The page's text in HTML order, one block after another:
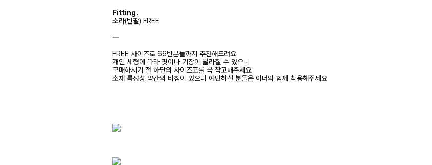
Fitting.
소라(반팔) FREE
ㅡ
FREE 사이즈로 66반분들까지 추천해드려요
개인 체형에 따라 핏이나 기장이 달라질 수 있으니
구매하시기 전 하단의 사이즈표를 꼭 참고해주세요
소재 특성상 약간의 비침이 있으니 예민하신 분들은 이너와 함께 착용해주세요